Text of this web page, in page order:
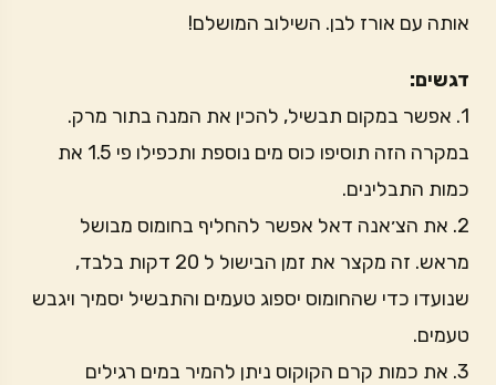
אותה עם אורז לבן. השילוב המושלם!
דגשים:
1. אפשר במקום תבשיל, להכין את המנה בתור מרק.
במקרה הזה תוסיפו כוס מים נוספת ותכפילו פי 1.5 את
כמות התבלינים.
2. את הצ׳אנה דאל אפשר להחליף בחומוס מבושל
מראש. זה מקצר את זמן הבישול ל 20 דקות בלבד,
שנועדו כדי שהחומוס יספוג טעמים והתבשיל יסמיך ויגבש
טעמים.
3. את כמות קרם הקוקוס ניתן להמיר במים רגילים